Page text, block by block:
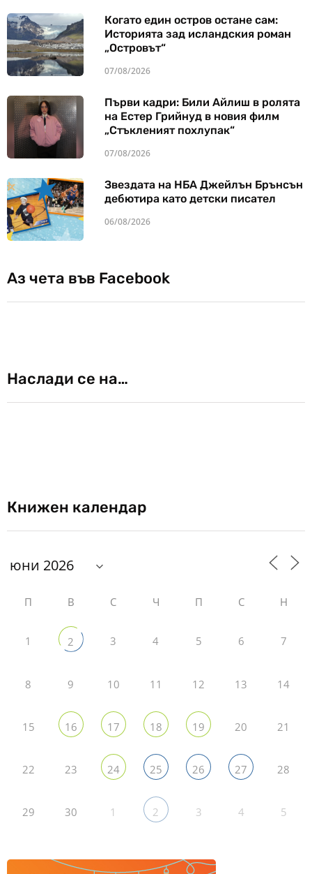
Когато един остров остане сам:
Историята зад исландския роман
„Островът“
07/08/2026
Първи кадри: Били Айлиш в ролята
на Естер Грийнуд в новия филм
„Стъкленият похлупак“
07/08/2026
Звездата на НБА Джейлън Брънсън
дебютира като детски писател
06/08/2026
Аз чета във Facebook
Наслади се на…
Книжен календар
П В С Ч П С Н
1 2 3 4 5 6 7
8 9 10 11 12 13 14
15 16 17 18 19 20 21
22 23 24 25 26 27 28
29 30 1 2 3 4 5